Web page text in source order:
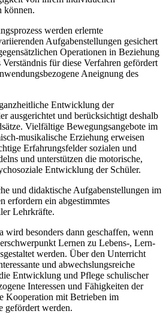
können.
werden erlernte
Aufgabenstellungen gesichert
Operationen in Beziehung
für diese Verfahren gefördert
Aneignung des
Entwicklung der
ausgerichtet und berücksichtigt deshalb
Vielfältige Bewegungsangebote im
musikalische Erziehung erweisen
Erfahrungsfelder sozialen und
und unterstützen die motorische,
Entwicklung der Schüler.
und didaktische Aufgabenstellungen im
erfordern ein abgestimmtes
Lehrkräfte.
besonders dann geschaffen, wenn
Lernen zu Lebens-, Lern-
werden. Über den Unterricht
und abwechslungsreiche
Entwicklung und Pflege schulischer
Interessen und Fähigkeiten der
Kooperation mit Betrieben im
gefördert werden.